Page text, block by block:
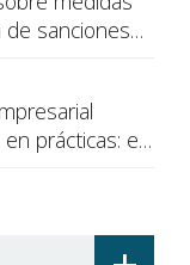
de sanciones
prácticas: el